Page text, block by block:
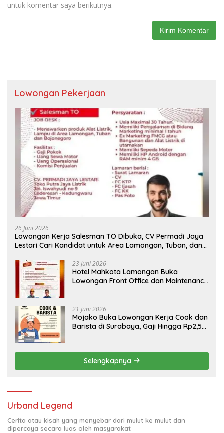
untuk komentar saya berikutnya.
Lowongan Pekerjaan
26 Juni 2026
Lowongan Kerja Salesman TO Dibuka, CV Permadi Jaya
Lestari Cari Kandidat untuk Area Lamongan, Tuban, dan
23 Juni 2026
Hotel Mahkota Lamongan Buka
Lowongan Front Office dan Maintenance
21 Juni 2026
Mojako Buka Lowongan Kerja Cook dan
Barista di Surabaya, Gaji Hingga Rp2,5
Selengkapnya
Urband Legend
Cerita atau kisah yang menyebar dari mulut ke mulut dan
dipercaya secara luas oleh masyarakat